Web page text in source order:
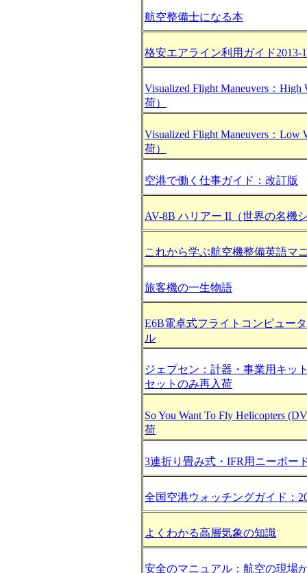
航空整備士になる本
格安エアライン利用ガイド2013-
Visualized Flight Maneuvers：High
荷）
Visualized Flight Maneuvers：Low
荷）
空港で働く仕事ガイド：改訂版
AV-8B ハリアー II（世界の名機
これから学ぶ航空機整備英語マ
旅客機の一生物語
E6B電卓式フライトコンピュー
ル
ジェプセン：計器・事業用キッ
セットのみ再入荷
So You Want To Fly Helicopters
荷
3連折り畳み式・IFR用ニーボー
全国空港ウォッチングガイド：
よくわかる高層気象の知識
安全のマニュアル：航空の現場